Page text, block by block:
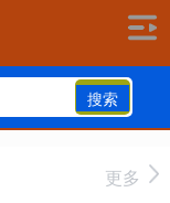
搜索
更多